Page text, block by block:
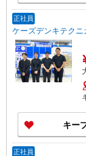
正社員
ケーズデンキテク
キー
正社員